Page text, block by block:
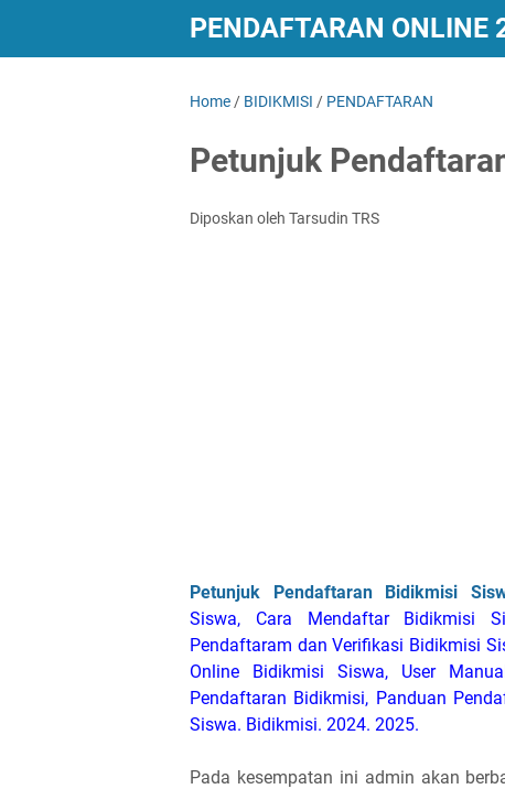
PENDAFTARAN ONLINE
Home / BIDIKMISI / PENDAFTARAN
Petunjuk
Diposkan oleh Tarsudin TRS
Petunjuk Pendaftaran Bidikmisi
Siswa, Cara Mendaftar Bidikmisi
Pendaftaram dan Verifikasi Bidikmisi
Online Bidikmisi Siswa, User
Pendaftaran Bidikmisi, Panduan
Siswa. Bidikmisi. 2024. 2025.
Pada kesempatan ini admin akan